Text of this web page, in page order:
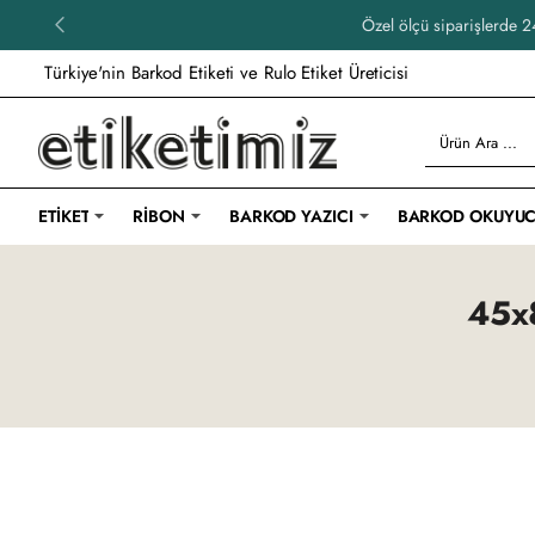
Özel ölçü siparişlerde
Türkiye'nin Barkod Etiketi ve Rulo Etiket Üreticisi
Ürün
Ara
...
ETIKET RIBON BARKOD YAZICI BARKOD